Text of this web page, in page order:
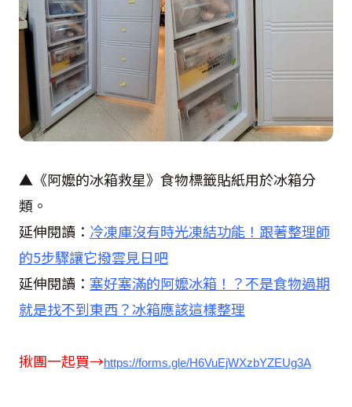
▲《阿嬤的冰箱救星》食物標籤貼紙用於冰箱分
類。
延伸閱讀： 冷凍庫沒有時光凍結功能！跟著整理師
的5步驟讓它撥雲見日吧
延伸閱讀： 塞好塞滿的阿嬤冰箱！？不是食物過期
就是找不到東西？冰箱應該這樣整理
揪團一起買→https://forms.gle/H6VuEjWXzbYZEUg3A